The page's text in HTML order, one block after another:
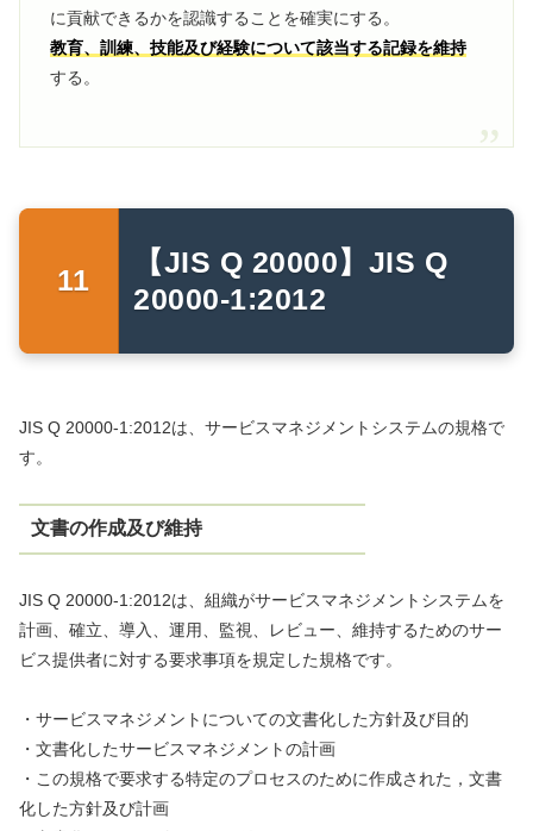
に貢献できるかを認識することを確実にする。
教育、訓練、技能及び経験について該当する記録を維持
する。
【JIS Q 20000】JIS Q
20000-1:2012
JIS Q 20000-1:2012は、サービスマネジメントシステムの規格で
す。
文書の作成及び維持
JIS Q 20000-1:2012は、組織がサービスマネジメントシステムを
計画、確立、導入、運用、監視、レビュー、維持するためのサー
ビス提供者に対する要求事項を規定した規格です。
・サービスマネジメントについての文書化した方針及び目的
・文書化したサービスマネジメントの計画
・この規格で要求する特定のプロセスのために作成された，文書
化した方針及び計画